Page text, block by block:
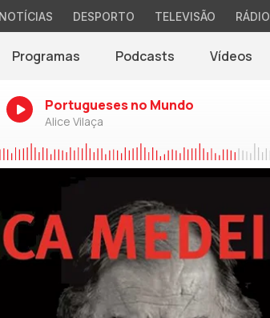
NOTÍCIAS DESPORTO TELEVISÃO RÁDIO
Programas Podcasts Vídeos
Portugueses no Mundo
Alice Vilaça